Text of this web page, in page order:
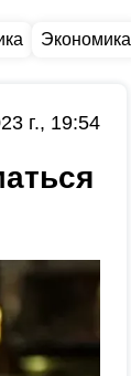
Экономика
г., 19:54